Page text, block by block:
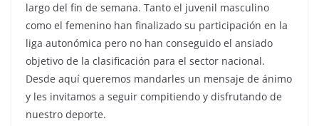
largo del fin de semana. Tanto el juvenil masculino
como el femenino han finalizado su participación en la
liga autonómica pero no han conseguido el ansiado
objetivo de la clasificación para el sector nacional.
Desde aquí queremos mandarles un mensaje de ánimo
y les invitamos a seguir compitiendo y disfrutando de
nuestro deporte.